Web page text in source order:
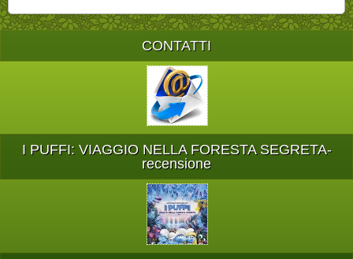
CONTATTI
I PUFFI: VIAGGIO NELLA FORESTA SEGRETA-
recensione